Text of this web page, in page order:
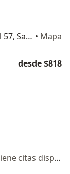
Calzada del Valle 400, Del Valle, local 57, San Pedro Garza Garcia • Mapa
desde $818
Ningún profesional de este centro tiene citas disponibles